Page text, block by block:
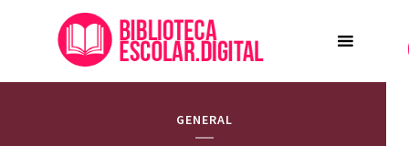
GENERAL